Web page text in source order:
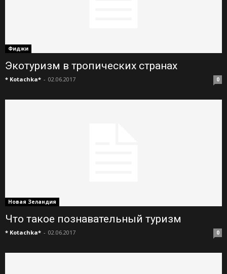
Фиджи
Экотуризм в тропических странах
* Kotachka* - 02.06.2017 0
Новая Зеландия
Что такое познавательный туризм
* Kotachka* - 02.06.2017 0